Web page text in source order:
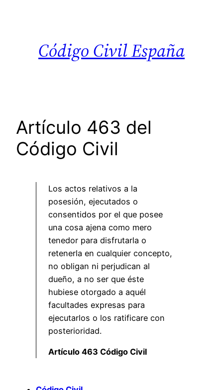
Código Civil España
Artículo 463 del
Código Civil
Los actos relativos a la
posesión, ejecutados o
consentidos por el que posee
una cosa ajena como mero
tenedor para disfrutarla o
retenerla en cualquier concepto,
no obligan ni perjudican al
dueño, a no ser que éste
hubiese otorgado a aquél
facultades expresas para
ejecutarlos o los ratificare con
posterioridad.
Artículo 463 Código Civil